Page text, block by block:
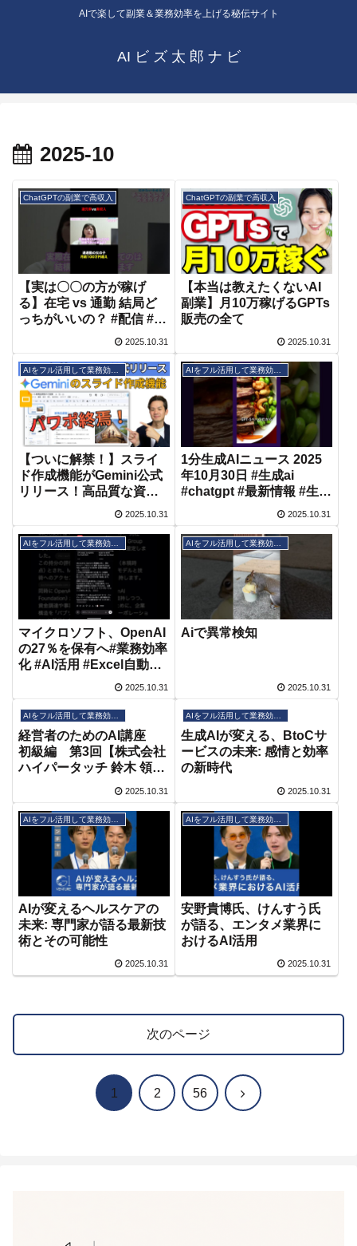
AIで楽して副業＆業務効率を上げる秘伝サイト
AI ビ ズ 太 郎 ナ ビ
2025-10
ChatGPTの副業で高収入
【実は〇〇の方が稼げ
る】在宅 vs 通勤 結局ど
っちがいいの？ #配信 #チ
ャットレディ #リモ活 #副
2025.10.31
ChatGPTの副業で高収入
【本当は教えたくないAI
副業】月10万稼げるGPTs
販売の全て
2025.10.31
AIをフル活用して業務効率化
【ついに解禁！】スライ
ド作成機能がGemini公式
リリース！高品質な資料
を作る「プロンプト」の
2025.10.31
AIをフル活用して業務効率化
1分生成AIニュース 2025
年10月30日 #生成ai
#chatgpt #最新情報 #生成
AIニュース #gpt5
2025.10.31
マイクロソフト、OpenAI
の27％を保有へ#業務効率
化 #AI活用 #Excel自動化
2025.10.31
Aiで異常検知
2025.10.31
AIをフル活用して業務効率化
経営者のためのAI講座
初級編 第3回【株式会社
ハイパータッチ 鈴木 領
2025.10.31
AIをフル活用して業務効率化
生成AIが変える、BtoCサ
ービスの未来: 感情と効率
の新時代
2025.10.31
AIが変えるヘルスケアの
未来: 専門家が語る最新技
術とその可能性
2025.10.31
安野貴博氏、けんすう氏
が語る、エンタメ業界に
おけるAI活用
2025.10.31
次のページ
1 2 56 次